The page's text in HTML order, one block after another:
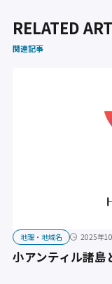
RELATED
関連記事
地理・地域名 2025年
小アンティル諸島